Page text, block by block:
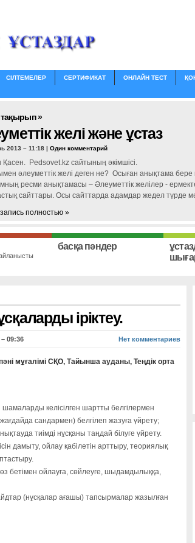
СІЛТЕМЕЛЕР СЕРТИФИКАТ ОНЛАЙН ТЕСТ
»
желі және ұстаз
2013 – 11:18 | Один комментарий
Pedsovet.kz сайтының әкімшісі.
әлеуметтік желі деген не? Осыған анықтама бере
ресми анықтамасы – Әлеуметтік желілер -
сайттары. Осы сайттарда адамдар жедел түрде
полностью »
басқа пәндер
іріктеу.
09:36 Нет комментариев
мұғалімі СҚО, Тайынша ауданы, Теңдік орта
келісілген шартты белгілермен
сандармен) белгілеп жазуға үйрету;
тиімді нұсқаны таңдай білуге үйрету.
дамыту, ойлау қабілетін арттыру, теориялық
бетімен ойлауға, сөйлеуге, шыдамдылыққа,
(нұсқалар ағашы) тапсырмалар жазылған